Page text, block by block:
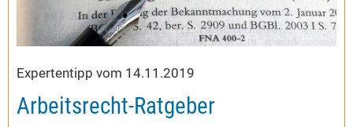
Expertentipp vom 14.11.2019
Arbeitsrecht-Ratgeber